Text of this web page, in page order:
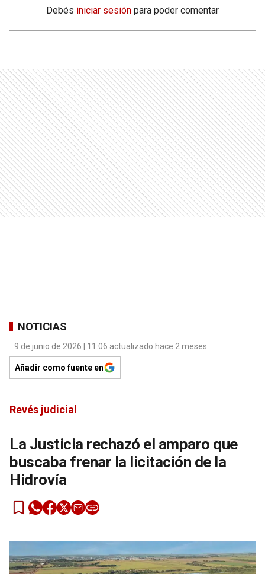
Debés iniciar sesión para poder comentar
NOTICIAS
9 de junio de 2026 | 11:06 actualizado hace 2 meses
Añadir como fuente en
Revés judicial
La Justicia rechazó el amparo que
buscaba frenar la licitación de la
Hidrovía